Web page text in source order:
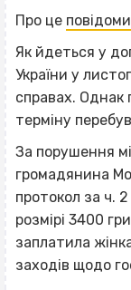
Про це
Як йдеться у
України у
справах. Однак
терміну
За порушення
громадянина
протокол за ч.
розмірі 3400
заплатила
заходів щодо